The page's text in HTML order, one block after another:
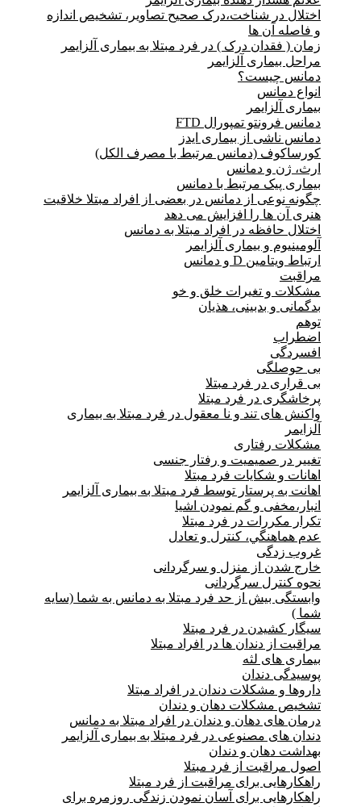
اختلال در شناخت،درک صحیح تصاویر، تشخیص اندازه
و فاصله آن ها
زمان ( فقدان درک ) در فرد مبتلا به بیماری آلزایمر
مراحل بیماری آلزایمر
دمانس چیست؟
انواع دمانس
بیماری آلزایمر
دمانس فرونتو تمپورال FTD
دمانس ناشی از بیماری ایدز
کورساکوف (دمانس مرتبط با مصرف الکل)
ارث، ژن و دمانس
بیماری پیک مرتبط با دمانس
چگونه نوعی از دمانس در بعضی از افراد مبتلا خلاقیت
هنری آن ها را افزایش می دهد
اختلال حافظه در افراد مبتلا به دمانس
آلومینیوم و بیماری آلزایمر
ارتباط ویتامین D و دمانس
مراقبت
مشکلات و تغیرات خلق و خو
بدگمانی و بدبینی، هذیان
توهم
اضطراب
افسردگی
بی حوصلگی
بی قراری در فرد مبتلا
پرخاشگری در فرد مبتلا
واکنش های تند و نا معقول در فرد مبتلا به بیماری
آلزایمر
مشکلات رفتاری
تغییر در صمیمیت و رفتار جنسی
اهانات و شکایات فرد مبتلا
اهانت به پرستار توسط فرد مبتلا به بیماری آلزایمر
انبار،مخفی و گم نمودن اشیا
تکرار مکررات در فرد مبتلا
عدم هماهنگي، كنترل و تعادل
غروب زدگی
خارج شدن از منزل و سرگردانی
نحوه کنترل سرگردانی
وابستگی بیش از حد فرد مبتلا به دمانس به شما (سایه
شما )
سیگار کشیدن در فرد مبتلا
مراقبت از دندان ها در افراد مبتلا
بیماری های لثه
پوسیدگی دندان
داروها و مشکلات دندان در افراد مبتلا
تشخیص مشکلات دهان و دندان
درمان های دهان و دندان در افراد مبتلا به دمانس
دندان های مصنوعی در فرد مبتلا به بیماری آلزایمر
بهداشت دهان و دندان
اصول مراقبت از فرد مبتلا
راهکارهایی برای مراقبت از فرد مبتلا
راهکارهایی برای آسان نمودن زندگی روزمره برای